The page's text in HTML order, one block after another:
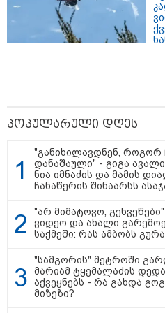
- რას
პოპულარული დღეს
"განიხილავდნენ, როგორ
დანაშაული" - გიგა
ნია იმნაძის და მამის
ჩანაწერის შინაარსს
"არ მიმატოვო,
ვიდეო და ახალი
საქმეში: რას ამბობს
"სამგორის" მეტროში
მარიამ ტყემალაძის
აქვეყნებს - რა გახდა
მიზეზი?